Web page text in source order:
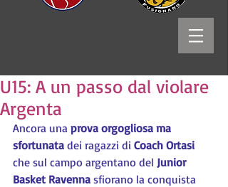
U15: A un passo dal violare
Argenta
Ancora una prova orgogliosa ma
sfortunata dei ragazzi di Coach Ortasi
che sul campo argentano del Junior
Basket Ravenna sfiorano la conquista